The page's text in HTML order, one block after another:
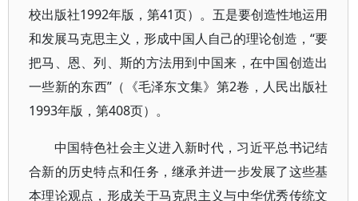
校出版社1992年版，第41页）。五是要创造性地运用
和发展马克思主义，形成中国人自己的理论创造，“要
把马、恩、列、斯的方法用到中国来，在中国创造出
一些新的东西”（《毛泽东文集》第2卷，人民出版社
1993年版，第408页）。
中国特色社会主义进入新时代，习近平总书记结
合新的历史特点和任务，继承并进一步发展了这些基
本理论观点，形成关于马克思主义与中华优秀传统文